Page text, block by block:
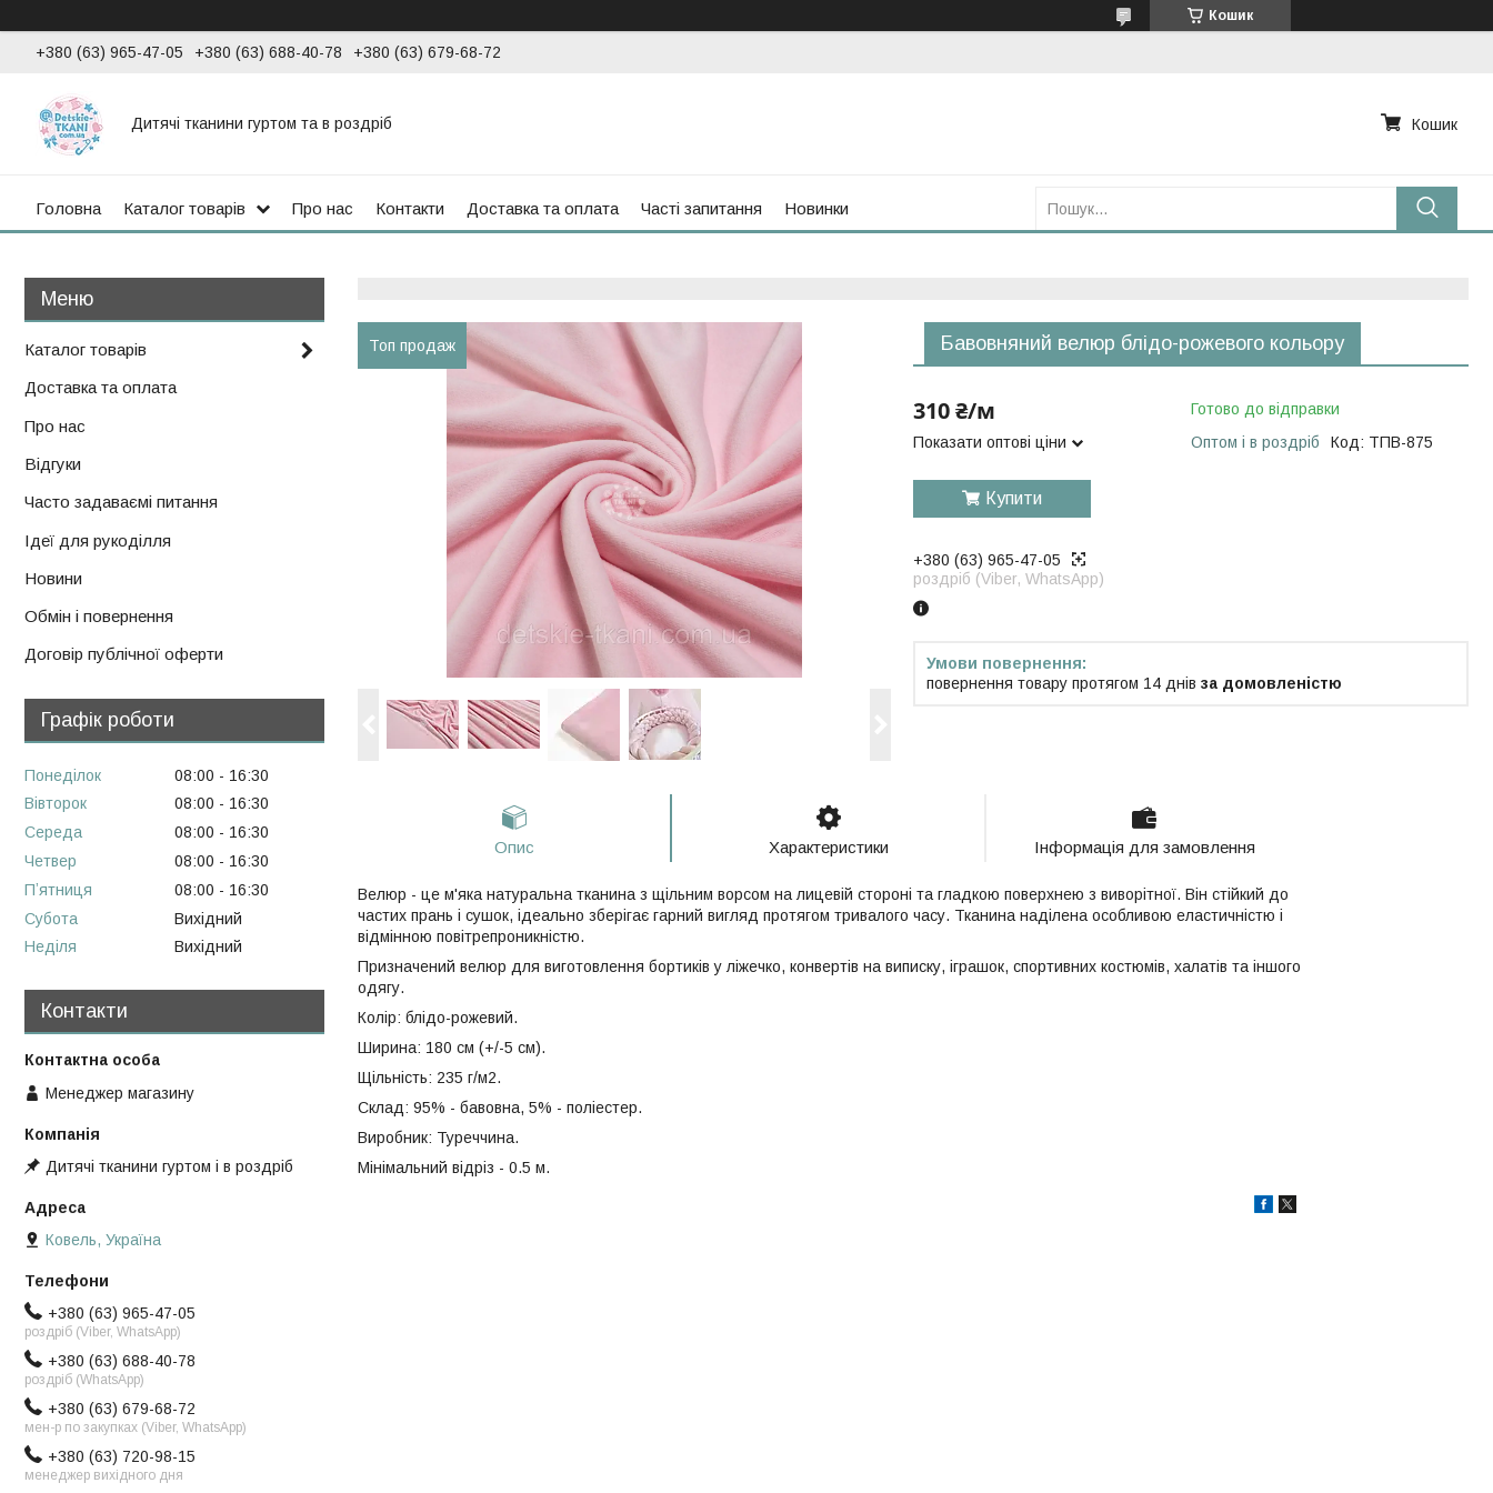
Кошик
+380 (63) 965-47-05 +380 (63) 688-40-78 +380 (63) 679-68-72
Дитячі тканини гуртом та в роздріб Кошик
Головна Каталог товарів Про нас Контакти Доставка та оплата Часті запитання Новинки
Топ продаж Бавовняний велюр блідо-рожевого кольору
310 ₴/м
Показати оптові ціни
Готово до відправки
Оптом і в роздріб
Код: ТПВ-875
Купити
+380 (63) 965-47-05
роздріб (Viber, WhatsApp)
повернення товару протягом 14 днів за домовленістю
Опис Характеристики Інформація для замовлення
Велюр - це м'яка натуральна тканина з щільним ворсом на лицевій стороні та гладкою поверхнею з виворітної. Він стійкий до
частих прань і сушок, ідеально зберігає гарний вигляд протягом тривалого часу. Тканина наділена особливою еластичністю і
відмінною повітрепроникністю.
Призначений велюр для виготовлення бортиків у ліжечко, конвертів на виписку, іграшок, спортивних костюмів, халатів та іншого
одягу.
Колір: блідо-рожевий.
Ширина: 180 см (+/-5 см).
Щільність: 235 г/м2.
Склад: 95% - бавовна, 5% - поліестер.
Виробник: Туреччина.
Мінімальний відріз - 0.5 м.
Каталог товарів
Доставка та оплата
Про нас
Відгуки
Часто задаваємі питання
Ідеї для рукоділля
Новини
Обмін і повернення
Договір публічної оферти
Графік роботи
Понеділок 08:00
16:30
Вівторок
08:00
16:30
Середа
08:00
16:30
Четвер
08:00
16:30
Пʼятниця
08:00
16:30
Субота
Вихідний
Неділя
Вихідний
Контакти
Менеджер магазину
Дитячі тканини гуртом і в роздріб
Ковель, Україна
+380 (63) 965-47-05
роздріб (Viber, WhatsApp)
+380 (63) 688-40-78
роздріб (WhatsApp)
+380 (63) 679-68-72
мен-р по закупках (Viber, WhatsApp)
+380 (63) 720-98-15
менеджер вихідного дня